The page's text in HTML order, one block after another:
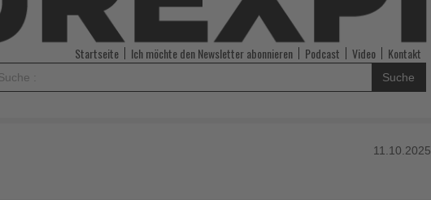
Startseite Ich möchte den Newsletter abonnieren Podcast Video Kontakt
Suche
11.10.2025